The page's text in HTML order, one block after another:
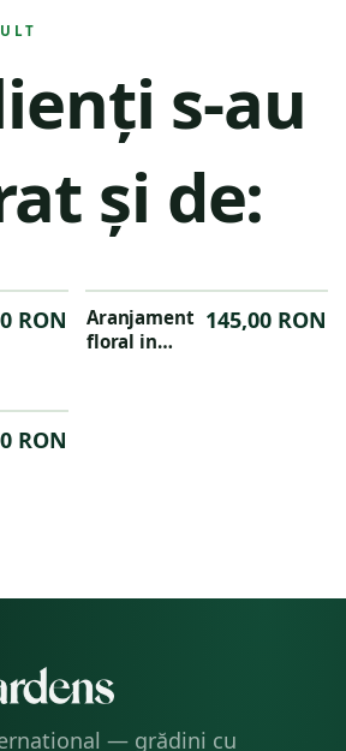
s-au
și de:
RON
Aranjament
floral in
145,00 RON
RON
— grădini cu